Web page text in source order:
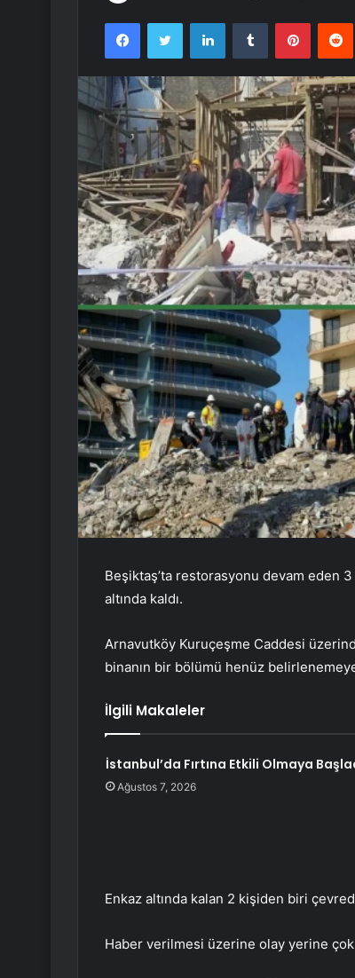
FacebookTwitter LinkedInTumblr Pinterest
Beşiktaş’ta restorasyonu devam eden
altında kaldı.
Arnavutköy Kuruçeşme Caddesi
binanın bir bölümü henüz
İlgili Makaleler
İstanbul’da Fırtına Etkili Olmaya
Ağustos 7, 2026
Enkaz altında kalan 2 kişiden biri
Haber verilmesi üzerine olay yerine